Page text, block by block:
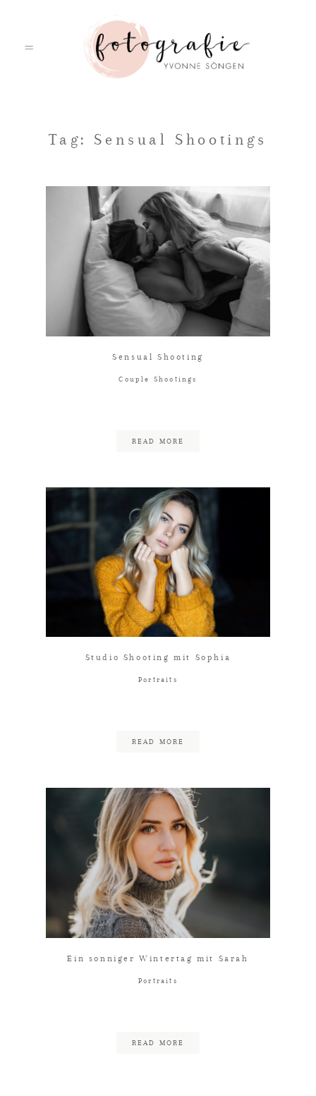
HOME
PORTFOLIO
ÜBER MICH
LEISTUNGEN
KONTAKT
Tag: Sensual Shootings
Sensual Shooting
Couple Shootings
READ MORE
Studio Shooting mit Sophia
Portraits
READ MORE
Ein sonniger Wintertag mit Sarah
Portraits
READ MORE